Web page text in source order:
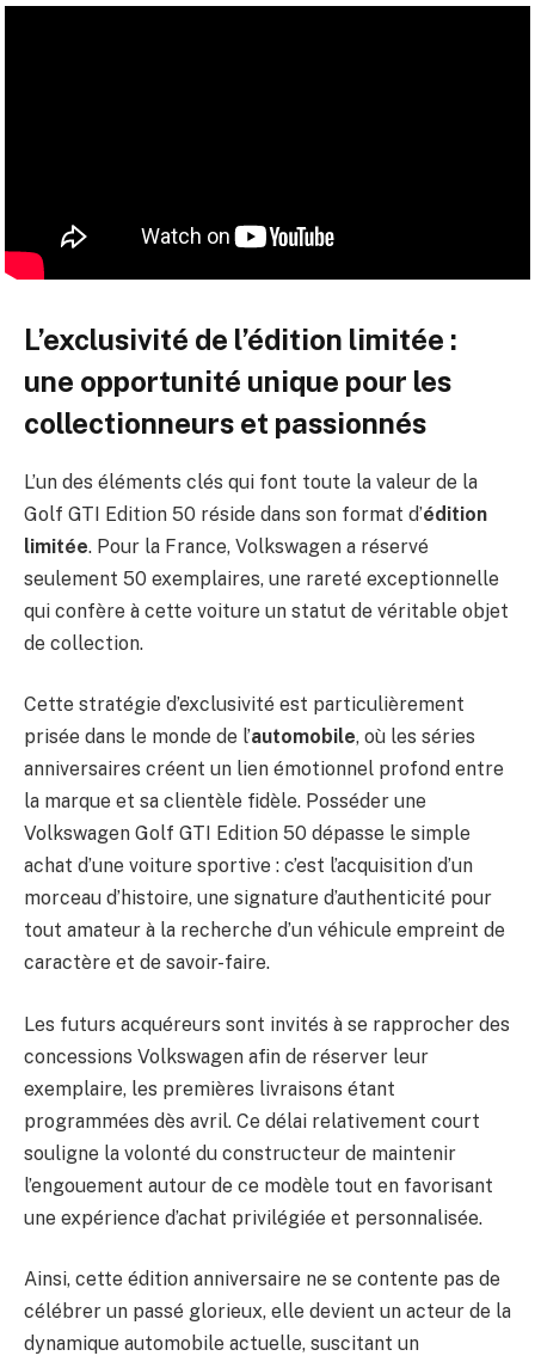
L’exclusivité de l’édition limitée :
une opportunité unique pour les
collectionneurs et passionnés
L’un des éléments clés qui font toute la valeur de la
Golf GTI Edition 50 réside dans son format d’édition
limitée. Pour la France, Volkswagen a réservé
seulement 50 exemplaires, une rareté exceptionnelle
qui confère à cette voiture un statut de véritable objet
de collection.
Cette stratégie d’exclusivité est particulièrement
prisée dans le monde de l’automobile, où les séries
anniversaires créent un lien émotionnel profond entre
la marque et sa clientèle fidèle. Posséder une
Volkswagen Golf GTI Edition 50 dépasse le simple
achat d’une voiture sportive : c’est l’acquisition d’un
morceau d’histoire, une signature d’authenticité pour
tout amateur à la recherche d’un véhicule empreint de
caractère et de savoir-faire.
Les futurs acquéreurs sont invités à se rapprocher des
concessions Volkswagen afin de réserver leur
exemplaire, les premières livraisons étant
programmées dès avril. Ce délai relativement court
souligne la volonté du constructeur de maintenir
l’engouement autour de ce modèle tout en favorisant
une expérience d’achat privilégiée et personnalisée.
Ainsi, cette édition anniversaire ne se contente pas de
célébrer un passé glorieux, elle devient un acteur de la
dynamique automobile actuelle, suscitant un